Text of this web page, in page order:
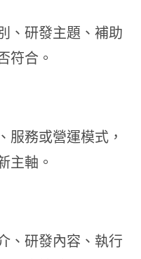
、研發主題、補助
符合。
服務或營運模式，
主軸。
、研發內容、執行